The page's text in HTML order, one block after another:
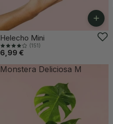
+
Helecho Mini
(151)
6,99 €
Monstera Deliciosa M